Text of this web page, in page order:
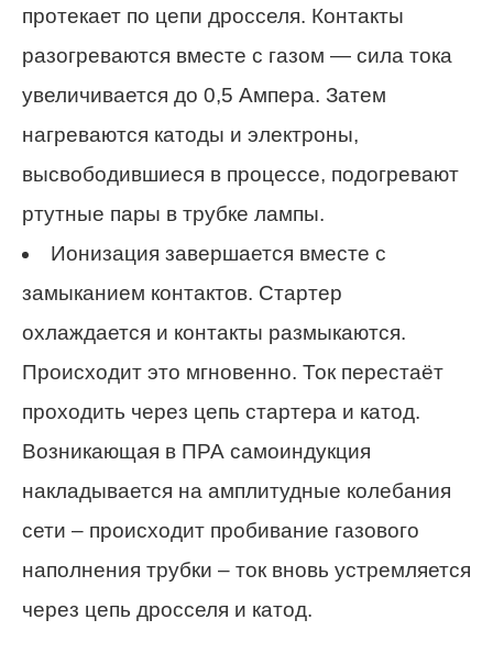
протекает по цепи дросселя. Контакты
разогреваются вместе с газом — сила тока
увеличивается до 0,5 Ампера. Затем
нагреваются катоды и электроны,
высвободившиеся в процессе, подогревают
ртутные пары в трубке лампы.
Ионизация завершается вместе с
замыканием контактов. Стартер
охлаждается и контакты размыкаются.
Происходит это мгновенно. Ток перестаёт
проходить через цепь стартера и катод.
Возникающая в ПРА самоиндукция
накладывается на амплитудные колебания
сети – происходит пробивание газового
наполнения трубки – ток вновь устремляется
через цепь дросселя и катод.